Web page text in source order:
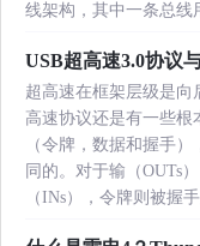
线架构，其中一条总线
USB超高速3.0协议
超高速在框架层级是向
高速协议还是有一些根
（令牌，数据和握手
同的。对于输（OUTs
（INs），令牌则被握